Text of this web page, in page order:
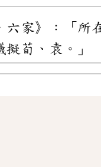
家》：「所
擬荀、袁。」